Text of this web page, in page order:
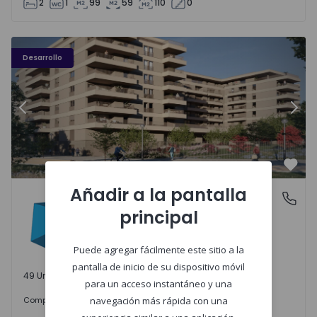
2 1 99 59 110 0
Desarrollo
PLENO JARDIM - 3
Anterior
Águas Santas, PortoPLENO JARDIM
Águas Santas, Porto
49 Unidades disponibles
Comprar 242.000 €
Añadir a la pantalla
principal
Puede agregar fácilmente este sitio a la
pantalla de inicio de su dispositivo móvil
para un acceso instantáneo y una
navegación más rápida con una